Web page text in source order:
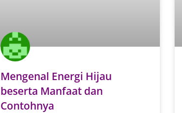
Mengenal Energi Hijau
beserta Manfaat dan
Contohnya